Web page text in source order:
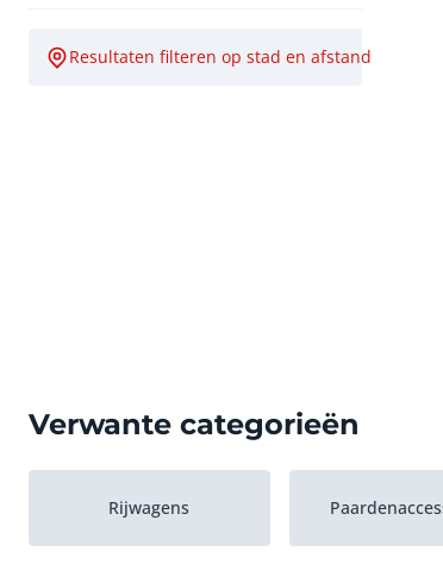
Resultaten filteren op stad en afstand
Verwante categorieën
Rijwagens